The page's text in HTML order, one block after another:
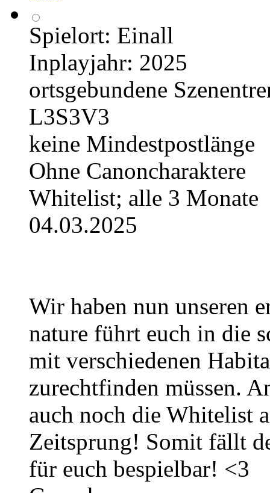
Spielort: Einall
Inplayjahr: 2025
ortsgebundene
L3S3V3
keine Mindestpostlänge
Ohne Canoncharaktere
Whitelist; alle 3 Monate
04.03.2025
Wir haben nun unseren
nature führt euch in die
mit verschiedenen
zurechtfinden müssen.
auch noch die Whitelist
Zeitsprung! Somit fällt
für euch bespielbar! <3